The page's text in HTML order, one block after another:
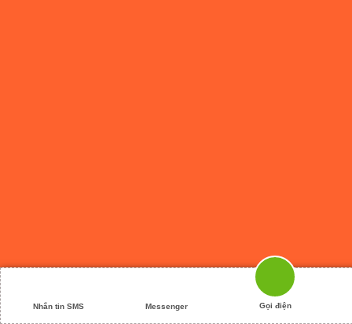
Gọi điện
Messenger
Nhắn tin SMS